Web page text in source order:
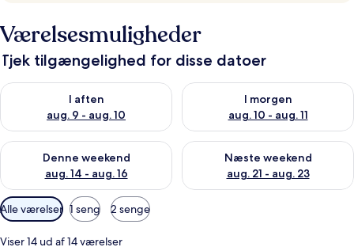
Værelsesmuligheder
Tjek tilgængelighed for disse datoer
I aften
aug. 9 - aug. 10
Tjek tilgængelighed for i aften aug. 9 - aug. 10
I morgen
aug. 10 - aug. 11
Tjek tilgængelighed for i
Denne weekend
aug. 14 - aug. 16
Tjek tilgængelighed for denne weekend aug. 14 - aug. 16
Næste weekend
aug. 21 - aug. 23
Tjek tilgængelighed for næste
Tilgængelige
filtre
for
Alle værelser 1 seng 2 senge
Viser 14 ud af 14 værelser